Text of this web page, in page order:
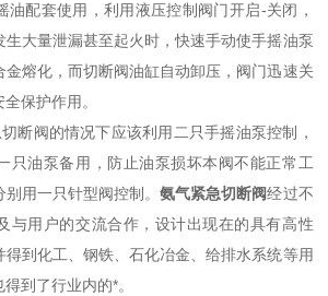
油配套使用，利用液压控制阀门开启-关闭，
生大量泄漏甚至起火时，快速手动使手摇油泵
熔化，而切断阀油缸自动卸压，阀门迅速关
保护作用。
阀的情况下应该利用二只手摇油泵控制，
只油泵备用，防止油泵损坏本阀不能正常工
别用一只针型阀控制。氨气紧急切断阀经过不
与用户的交流合作，设计出现在的具有高性
到化工、钢铁、石化冶金、给排水系统等用
到了行业内的*。